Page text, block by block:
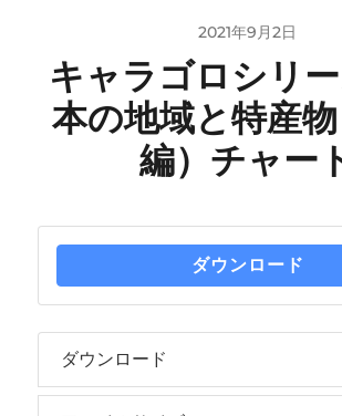
2021年9月2日
キャラゴロシリ
本の地域と特産
編）チャー
ダウンロード
ダウンロード